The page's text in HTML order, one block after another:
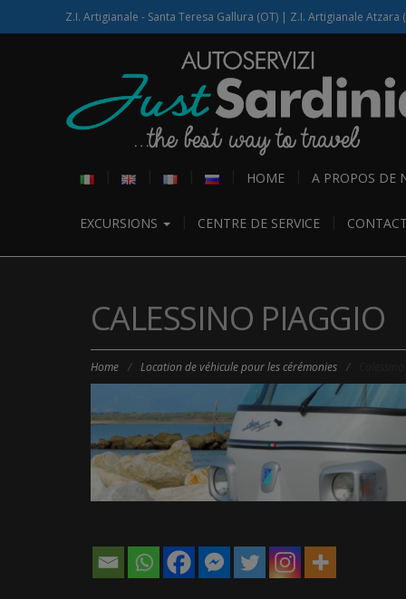
Z.I. Artigianale - Santa Teresa Gallura (OT) | Z.I. Artigianale Atzara
HOME A PROPOS DE
EXCURSIONS CENTRE DE SERVICE
CALESSINO PIAGGIO
Home / Location de véhicule pour les cérémonies /